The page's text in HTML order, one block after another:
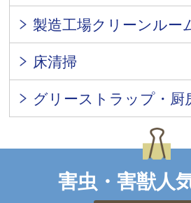
製造工場クリーンルー
床清掃
グリーストラップ・厨
害虫・害獣人